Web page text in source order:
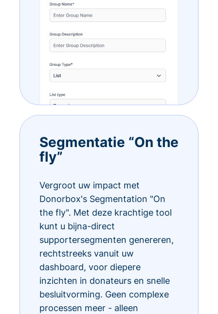
Segmentatie “On the
fly”
Vergroot uw impact met
Donorbox's Segmentation "On
the fly". Met deze krachtige tool
kunt u bijna-direct
supportersegmenten genereren,
rechtstreeks vanuit uw
dashboard, voor diepere
inzichten in donateurs en snelle
besluitvorming. Geen complexe
processen meer - alleen